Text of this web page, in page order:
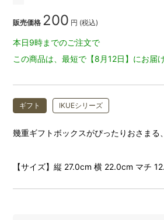
販売価格 200 円 (税込)
本日9時までのご注文で
この商品は、最短で【8月12日】にお届
ギフト IKUEシリーズ
幾重ギフトボックスがぴったりおさまる
【サイズ】縦 27.0cm 横 22.0cm マチ